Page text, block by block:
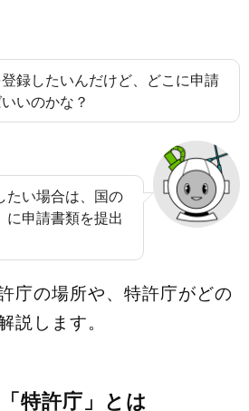
録したいんだけど、どこに申請
いのかな？
たい場合は、国の
に申請書類を提出
庁の場所や、特許庁がどの
説します。
特許庁」とは